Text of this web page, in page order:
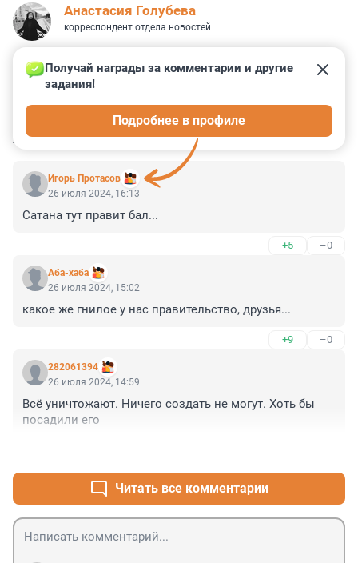
Анастасия Голубева
корреспондент отдела новостей
КОММЕНТАРИИ 16
Игорь Протасов
Получай награды за комментарии и другие
задания!
Подробнее в профиле
26 июля 2024, 16:13
Сатана тут правит бал...
+5 –0
Аба-хаба
26 июля 2024, 15:02
какое же гнилое у нас правительство, друзья...
+9 –0
282061394
26 июля 2024, 14:59
Всё уничтожают. Ничего создать не могут. Хоть бы
посадили его
Читать все комментарии